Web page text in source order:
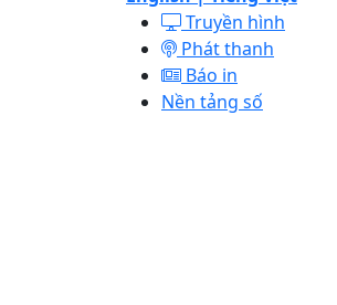
Truyền hình
Phát thanh
Báo in
Nền tảng số